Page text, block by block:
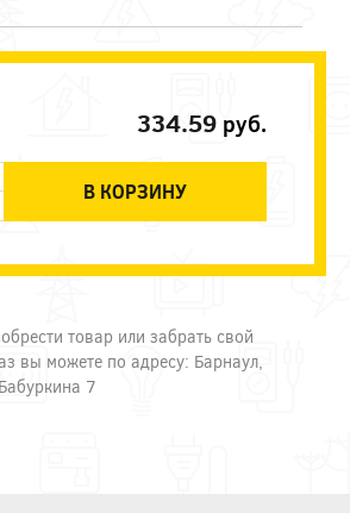
334.59 руб.
В КОРЗИНУ
товар или забрать свой
вы можете по адресу: Барнаул,
7